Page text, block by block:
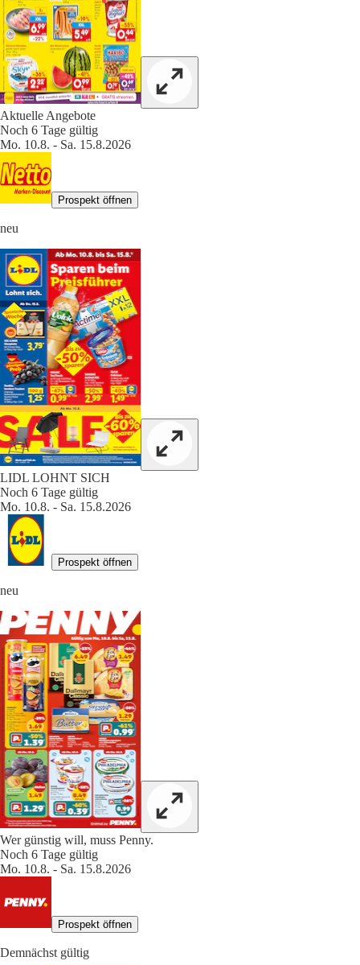
Aktuelle Angebote
Noch 6 Tage gültig
Mo. 10.8. - Sa. 15.8.2026
Prospekt öffnen
neu
LIDL LOHNT SICH
Noch 6 Tage gültig
Mo. 10.8. - Sa. 15.8.2026
Prospekt öffnen
neu
Wer günstig will, muss Penny.
Noch 6 Tage gültig
Mo. 10.8. - Sa. 15.8.2026
Prospekt öffnen
Demnächst gültig